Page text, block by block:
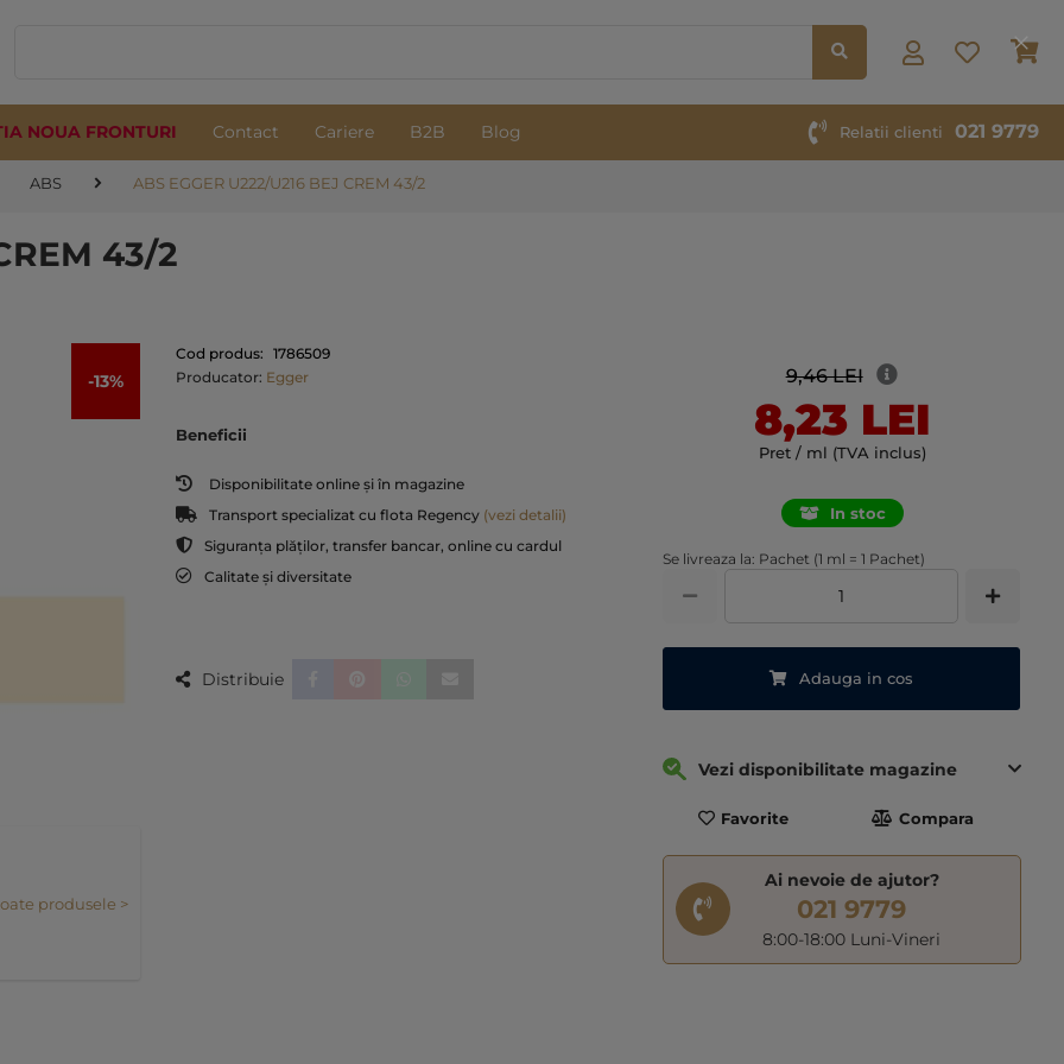
NOUA FRONTURI Contact Cariere B2B Blog Relatii clienti 021 9779
ABS ABS EGGER U222/U216 BEJ CREM 43/2
-13%
produsele >
43/2
9,46 LEI
8,23 LEI
Pret / ml (TVA inclus)
In stoc
Se livreaza la: Pachet (1 ml = 1 Pachet)
Adauga in cos
Vezi disponibilitate magazine
Favorite Compara
Ai nevoie de ajutor?
021 9779
8:00-18:00 Luni-Vineri
Cod produs: 1786509
Producator: Egger
Beneficii
Disponibilitate online și în magazine
Transport specializat cu flota Regency (vezi detalii)
Siguranța plăților, transfer bancar, online cu cardul
Calitate și diversitate
Distribuie